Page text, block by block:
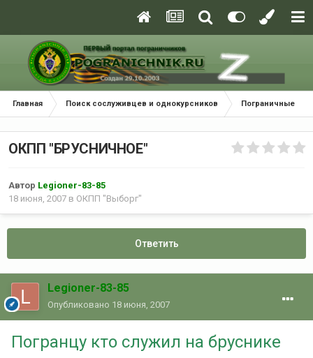
Главная Поиск сослуживцев и однокурсников Пограничные
ОКПП "БРУСНИЧНОЕ"
Автор Legioner-83-85
18 июня, 2007 в ОКПП "Выборг"
Ответить
Legioner-83-85
Опубликовано 18 июня, 2007
Погранцу кто служил на бруснике